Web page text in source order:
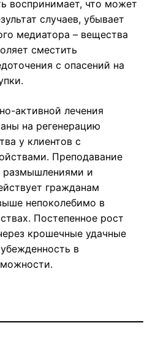
воспринимает, что может
случаев, убывает
медиатора – вещества
сместить
с опасений на
активной лечения
на регенерацию
у клиентов с
Преподавание
размышлениями и
гражданам
непоколебимо в
Постепенное рост
крошечные удачные
в